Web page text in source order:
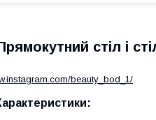
стіл і
beauty_bod_1/